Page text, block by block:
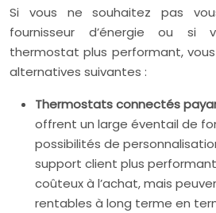
Si vous ne souhaitez pas
fournisseur d’énergie ou si
thermostat plus performant,
alternatives suivantes :
Thermostats connectés
offrent un large éventail de
possibilités de
support client plus
coûteux à l’achat, mais
rentables à long terme en